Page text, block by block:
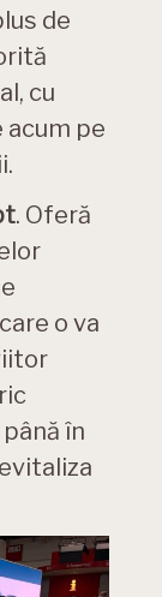
de
cu
acum pe
. Oferă
o va
în